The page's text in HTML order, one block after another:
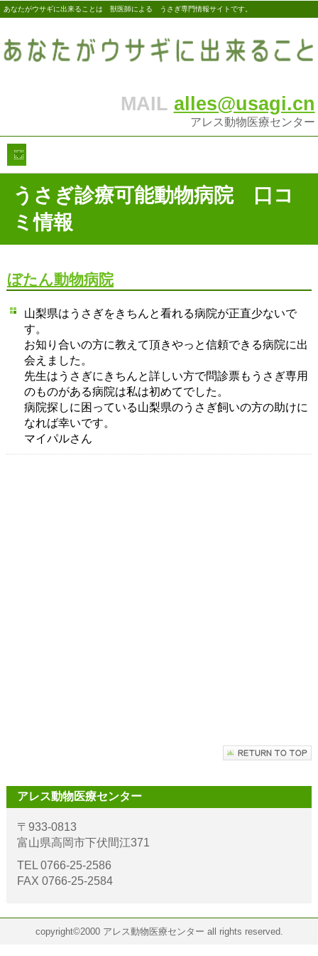
あなたがウサギに出来ることは 獣医師による うさぎ専門情報サイトです。
MAIL alles@usagi.cn
アレス動物医療センター
うさぎ診療可能動物病院 口コ
ミ情報
ぼたん動物病院
山梨県はうさぎをきちんと看れる病院が正直少ないで
す。
お知り合いの方に教えて頂きやっと信頼できる病院に出
会えました。
先生はうさぎにきちんと詳しい方で問診票もうさぎ専用
のものがある病院は私は初めてでした。
病院探しに困っている山梨県のうさぎ飼いの方の助けに
なれば幸いです。
マイパルさん
アレス動物医療センター
〒933-0813
富山県高岡市下伏間江371
TEL 0766-25-2586
FAX 0766-25-2584
copyright©2000 アレス動物医療センター all rights reserved.